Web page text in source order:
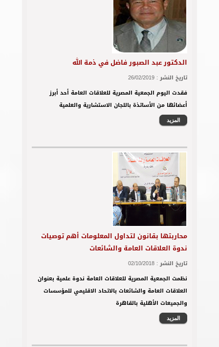
الدكتور عبد الصبور فاضل في ذمة الله
تاريخ النشر : 26/02/2019
فقدت اليوم الجمعية المصرية للعلاقات العامة أحد أبرز
أعضائها من الأساتذة باللجان الاستشارية والعلمية
محاربتها بقانون لتداول المعلومات أهم توصيات
ندوة العلاقات العامة والشائعات
تاريخ النشر :02/10/2018
نظمت الجمعية المصرية للعلاقات العامة ندوة علمية بعنوان
والجميعات الأهلية بالقاهرة